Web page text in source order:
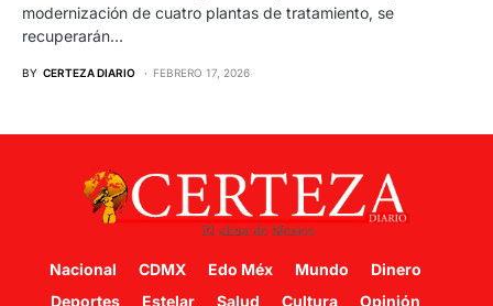
modernización de cuatro plantas de tratamiento, se
recuperarán…
BY CERTEZA DIARIO FEBRERO 17, 2026
Nacional CDMX Edo Méx Mundo
Dinero
Deportes
Estelar Salud Cultura Opinión